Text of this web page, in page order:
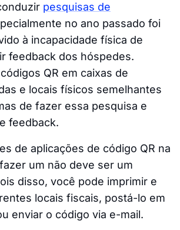
pesquisas de
no ano passado foi
à incapacidade física de
feedback dos hóspedes.
QR em caixas de
e locais físicos semelhantes
de fazer essa pesquisa e
feedback.
de aplicações de código QR na
um não deve ser um
disso, você pode imprimir e
locais fiscais, postá-lo em
enviar o código via e-mail.